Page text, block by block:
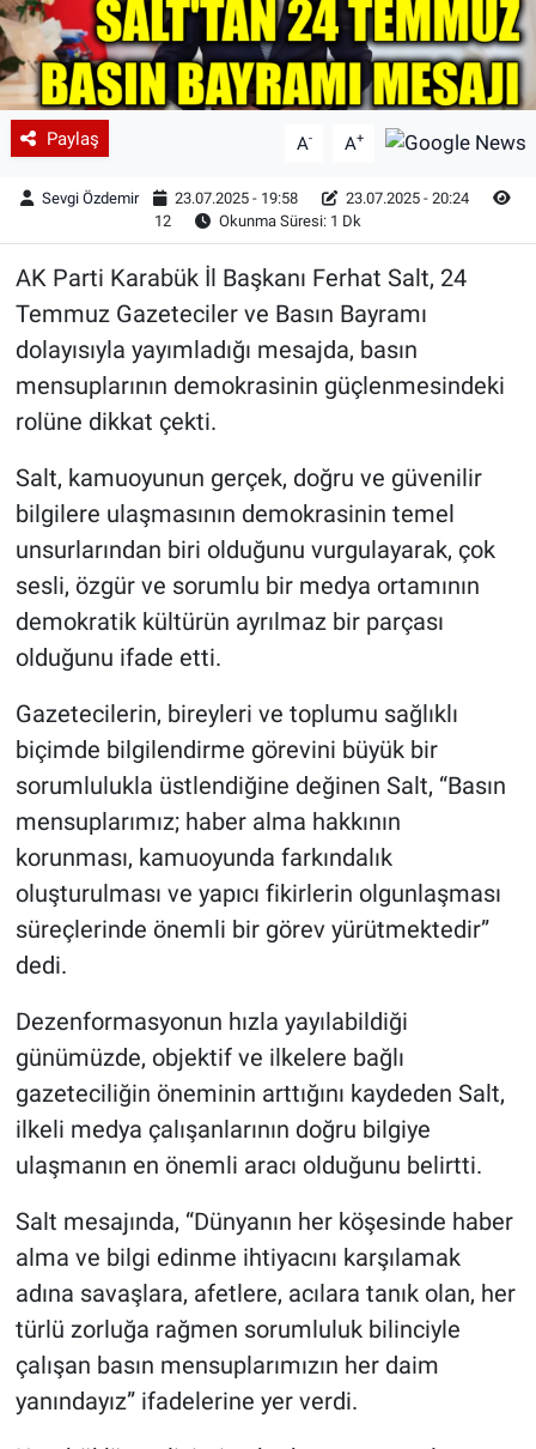
Paylaş A- A+
Sevgi Özdemir 23.07.2025 - 19:58
23.07.2025 - 20:24
12
Okunma Süresi: 1 Dk
AK Parti Karabük İl Başkanı Ferhat Salt, 24
Temmuz Gazeteciler ve Basın Bayramı
dolayısıyla yayımladığı mesajda, basın
mensuplarının demokrasinin güçlenmesindeki
rolüne dikkat çekti.
Salt, kamuoyunun gerçek, doğru ve güvenilir
bilgilere ulaşmasının demokrasinin temel
unsurlarından biri olduğunu vurgulayarak, çok
sesli, özgür ve sorumlu bir medya ortamının
demokratik kültürün ayrılmaz bir parçası
olduğunu ifade etti.
Gazetecilerin, bireyleri ve toplumu sağlıklı
biçimde bilgilendirme görevini büyük bir
sorumlulukla üstlendiğine değinen Salt, “Basın
mensuplarımız; haber alma hakkının
korunması, kamuoyunda farkındalık
oluşturulması ve yapıcı fikirlerin olgunlaşması
süreçlerinde önemli bir görev yürütmektedir”
dedi.
Dezenformasyonun hızla yayılabildiği
günümüzde, objektif ve ilkelere bağlı
gazeteciliğin öneminin arttığını kaydeden Salt,
ilkeli medya çalışanlarının doğru bilgiye
ulaşmanın en önemli aracı olduğunu belirtti.
Salt mesajında, “Dünyanın her köşesinde haber
alma ve bilgi edinme ihtiyacını karşılamak
adına savaşlara, afetlere, acılara tanık olan, her
türlü zorluğa rağmen sorumluluk bilinciyle
çalışan basın mensuplarımızın her daim
yanındayız” ifadelerine yer verdi.